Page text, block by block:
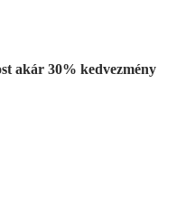
akár 30% kedvezmény